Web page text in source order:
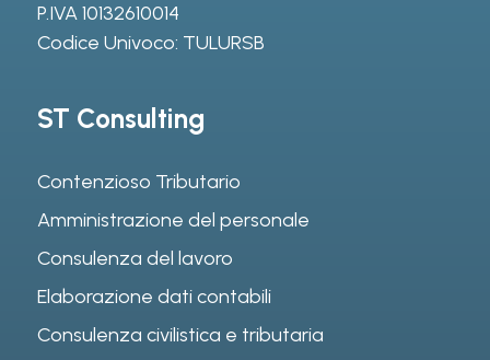
P.IVA 10132610014
Codice Univoco: TULURSB
ST Consulting
Contenzioso Tributario
Amministrazione del personale
Consulenza del lavoro
Elaborazione dati contabili
Consulenza civilistica e tributaria